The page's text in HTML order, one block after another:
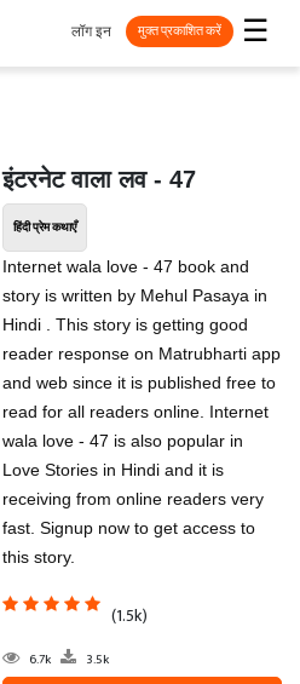
☰
लॉग इन मुक्त प्रकाशित करें
इंटरनेट वाला लव - 47
हिंदी प्रेम कथाएँ
Internet wala love - 47 book and
story is written by Mehul Pasaya in
Hindi . This story is getting good
reader response on Matrubharti app
and web since it is published free to
read for all readers online. Internet
wala love - 47 is also popular in
Love Stories in Hindi and it is
receiving from online readers very
fast. Signup now to get access to
this story.
(1.5k)
6.7k 3.5k